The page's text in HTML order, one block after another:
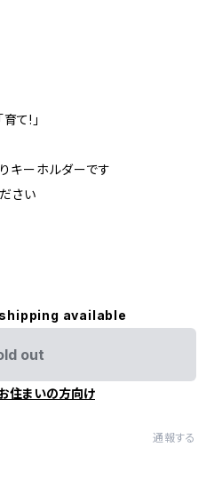
て!」
キーホルダーです
さい
available
out
住まいの方向け
通報する